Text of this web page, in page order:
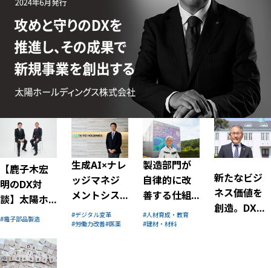
【鹿子木宏
明のDX対
談】太陽ホ
ールディン
社 俵 輝道
さん 「DX
電子部品製造
生成AI×ナレ
ッジマネジ
メントシス
テム
「STiV」※
デジタル変革
労働力改善 医薬
製造部門が
自律的に改
善する仕組
みに。太陽
インキ製造
人材育成・教育
建材・材料
新たなビジ
ネス価値を
創造。DX推